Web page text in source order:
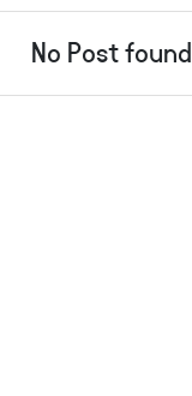
No Post found